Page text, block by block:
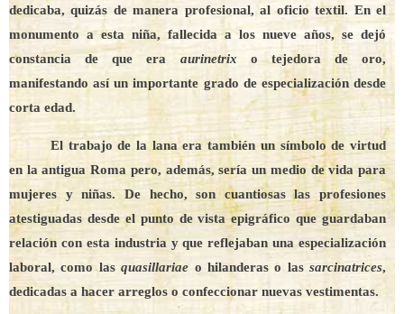
dedicaba, quizás de manera profesional, al oficio textil. En el
monumento a esta niña, fallecida a los nueve años, se dejó
constancia de que era aurinetrix o tejedora de oro,
manifestando así un importante grado de especialización desde
corta edad.
El trabajo de la lana era también un símbolo de virtud
en la antigua Roma pero, además, sería un medio de vida para
mujeres y niñas. De hecho, son cuantiosas las profesiones
atestiguadas desde el punto de vista epigráfico que guardaban
relación con esta industria y que reflejaban una especialización
laboral, como lasquasillariae o hilanderas o las sarcinatrices,
dedicadas a hacer arreglos o confeccionar nuevas vestimentas.